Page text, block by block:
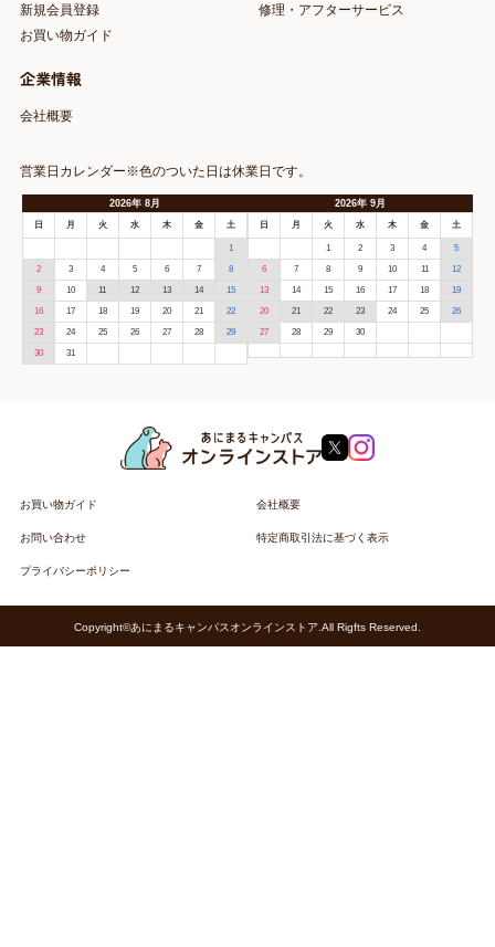
新規会員登録
お買い物ガイド
修理・アフターサービス
企業情報
会社概要
営業日カレンダー※色のついた日は休業日です。
2026年 8月
日 月 火 水 木 金 土
1
2 3 4 5 6 7 8
9 10 11 12 13 14 15
16 17 18 19 20 21 22
23 24 25 26 27 28 29
30 31
2026年9月
日 月 火 水 木 金 土
1 2 3 4 5
6 7 8 9 10 11 12
13 14 15 16 17 18 19
20 21 22 23 24 25 26
27 28 29 30
お買い物ガイド 会社概要
お問い合わせ 特定商取引法に基づく表示
プライバシーポリシー
Copyright©あにまるキャンパスオンラインストア.All Rigfts Reserved.